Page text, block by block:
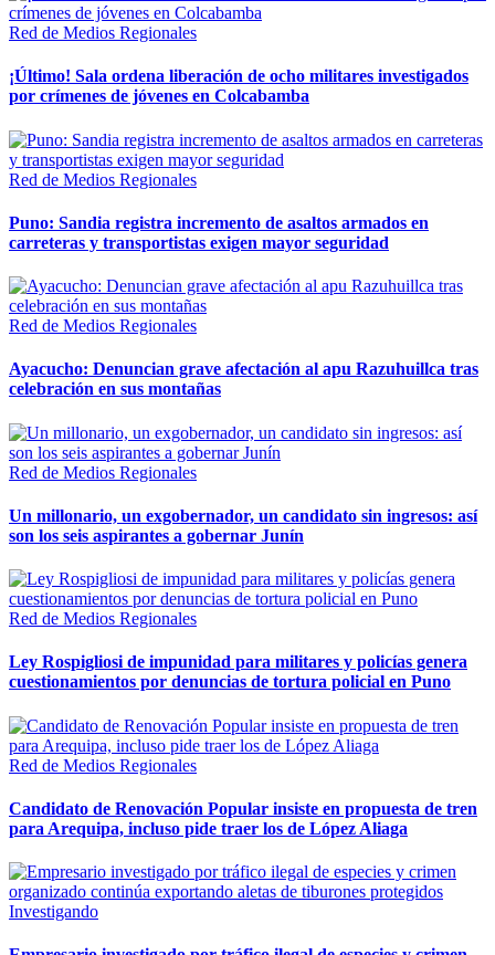
Red de Medios Regionales
¡Último! Sala ordena liberación de ocho militares investigados
por crímenes de jóvenes en Colcabamba
Red de Medios Regionales
Puno: Sandia registra incremento de asaltos armados en
carreteras y transportistas exigen mayor seguridad
Red de Medios Regionales
Ayacucho: Denuncian grave afectación al apu Razuhuillca tras
celebración en sus montañas
Red de Medios Regionales
Un millonario, un exgobernador, un candidato sin ingresos: así
son los seis aspirantes a gobernar Junín
Red de Medios Regionales
Ley Rospigliosi de impunidad para militares y policías genera
cuestionamientos por denuncias de tortura policial en Puno
Red de Medios Regionales
Candidato de Renovación Popular insiste en propuesta de tren
para Arequipa, incluso pide traer los de López Aliaga
Investigando